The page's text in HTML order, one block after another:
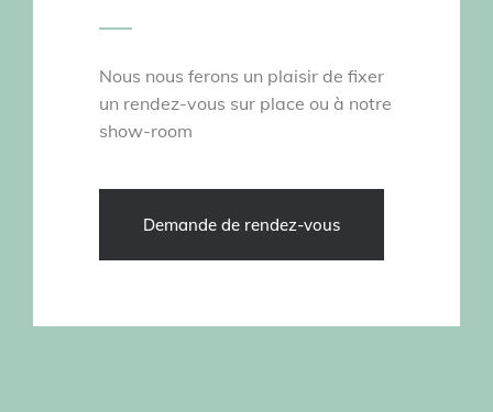
Nous nous ferons un plaisir de fixer
un rendez-vous sur place ou à notre
show-room
Demande de rendez-vous